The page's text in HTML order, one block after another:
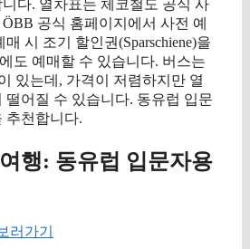
다. 열차표는 체코철도 공식 사
공식 홈페이지에서 사전 예
시 조기 할인권(Sparschiene)을
도 예매할 수 있습니다. 버스는
있는데, 가격이 저렴하지만 열
떨어질 수 있습니다. 동유럽 입문
추천합니다.
행: 동유럽 입문자용
러가기